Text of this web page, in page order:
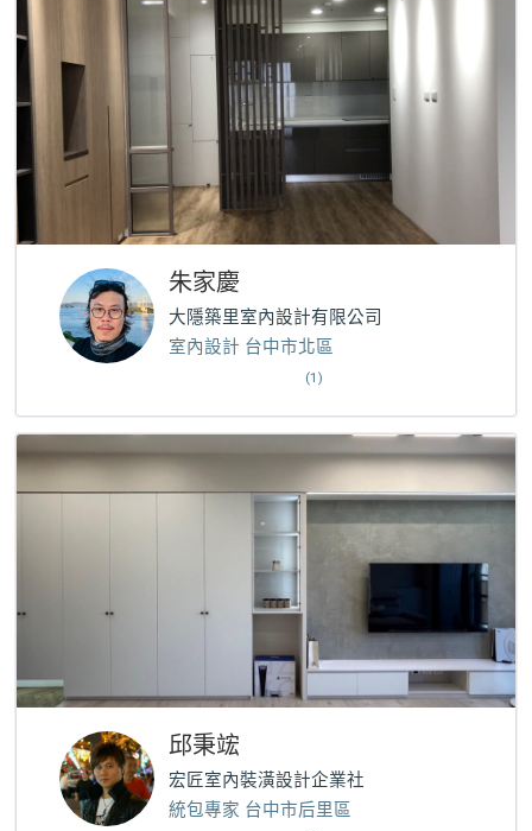
朱家慶
大隱築里室內設計有限公司
室內設計 台中市北區
(1)
邱秉竤
宏匠室內裝潢設計企業社
統包專家 台中市后里區